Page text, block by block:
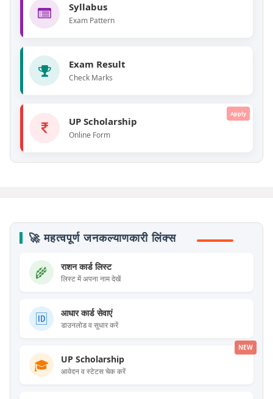
Syllabus
Exam Pattern
Exam Result
Check Marks
UP Scholarship
Online Form
Apply
🚀 महत्वपूर्ण जनकल्याणकारी लिंक्स
🌾 राशन कार्ड लिस्ट
लिस्ट में अपना नाम देखें
🆔 आधार कार्ड सेवाएं
डाउनलोड व सुधार करें
NEW
🎓 UP Scholarship
आवेदन व स्टेटस चेक करें